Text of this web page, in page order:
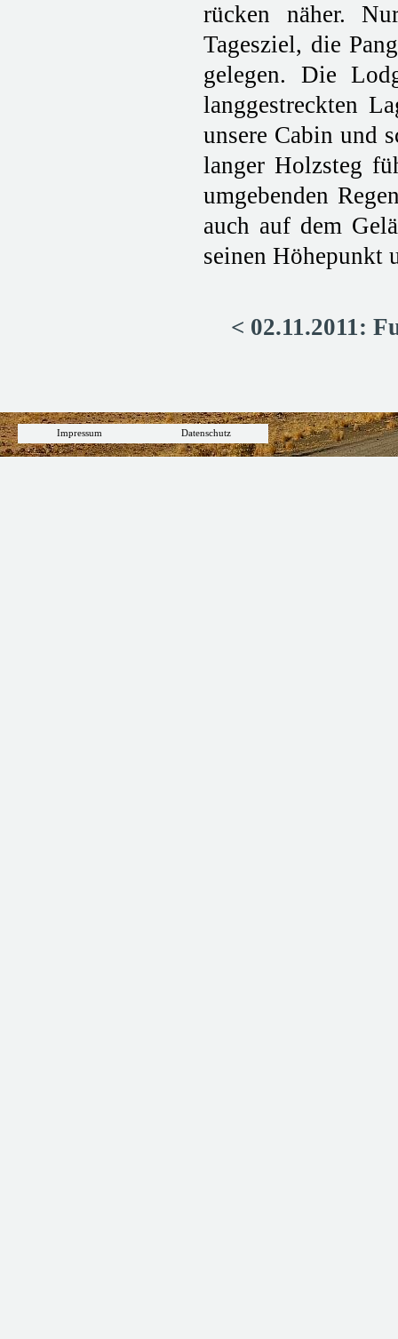
rücken näher.
Tagesziel, die
gelegen. Die
langgestreckten
unsere Cabin und
langer Holzsteg
umgebenden
auch auf dem
seinen Höhepunkt
< 02.11.2011:
Impressum Datenschutz